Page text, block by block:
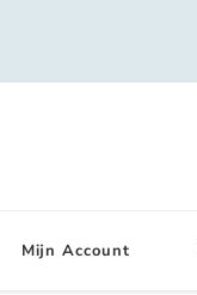
Mijn Account